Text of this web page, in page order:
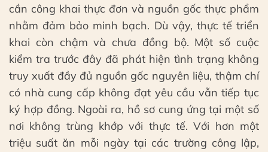
cần công khai thực đơn và nguồn gốc thực phẩm
nhằm đảm bảo minh bạch. Dù vậy, thực tế triển
khai còn chậm và chưa đồng bộ. Một số cuộc
kiểm tra trước đây đã phát hiện tình trạng không
truy xuất đầy đủ nguồn gốc nguyên liệu, thậm chí
có nhà cung cấp không đạt yêu cầu vẫn tiếp tục
ký hợp đồng. Ngoài ra, hồ sơ cung ứng tại một số
nơi không trùng khớp với thực tế. Với hơn một
triệu suất ăn mỗi ngày tại các trường công lập,